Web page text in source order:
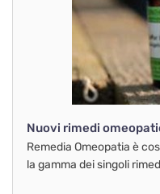
Nuovi rimedi
Remedia Omeopatia è
la gamma dei singoli